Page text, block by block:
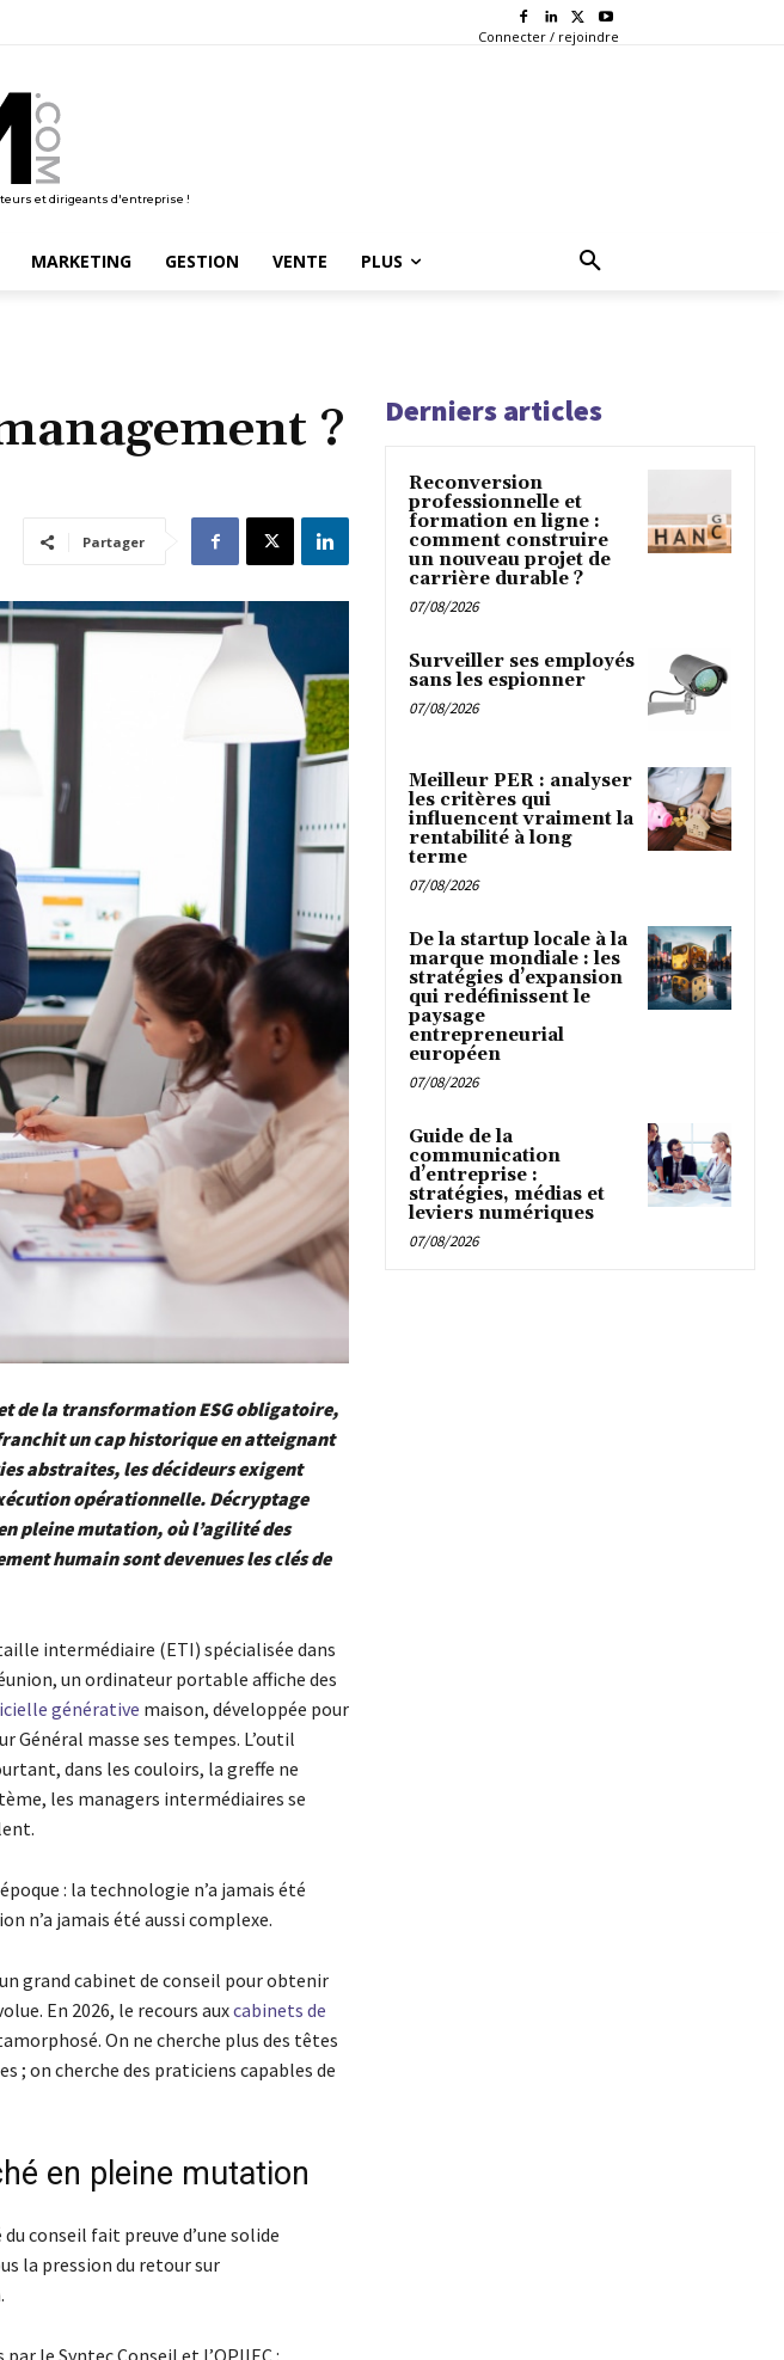
Connecter / rejoindre
et dirigeants d'entreprise !
MARKETING GESTION VENTE PLUS
?
Partager
de la transformation ESG obligatoire,
un cap historique en atteignant
abstraites, les décideurs exigent
opérationnelle. Décryptage
pleine mutation, où l’agilité des
humain sont devenues les clés de
intermédiaire (ETI) spécialisée dans
un ordinateur portable affiche des
générative maison, développée pour
Général masse ses tempes. L’outil
dans les couloirs, la greffe ne
les managers intermédiaires se
: la technologie n’a jamais été
n’a jamais été aussi complexe.
grand cabinet de conseil pour obtenir
En 2026, le recours auxcabinets de
On ne cherche plus des têtes
; on cherche des praticiens capables de
en pleine mutation
conseil fait preuve d’une solide
la pression du retour sur
le Syntec Conseil et l’OPIIEC :
Derniers articles
Reconversion
professionnelle et
formation en ligne :
comment construire
un nouveau projet de
carrière durable ?
07/08/2026
Surveiller ses employés
sans les espionner
07/08/2026
Meilleur PER : analyser
les critères qui
influencent vraiment la
rentabilité à long
terme
07/08/2026
De la startup locale à la
marque mondiale : les
stratégies d’expansion
qui redéfinissent le
paysage
entrepreneurial
européen
07/08/2026
Guide de la
communication
d’entreprise :
stratégies, médias et
leviers numériques
07/08/2026